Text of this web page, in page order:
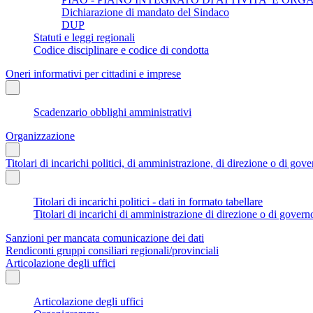
Dichiarazione di mandato del Sindaco
DUP
Statuti e leggi regionali
Codice disciplinare e codice di condotta
Oneri informativi per cittadini e imprese
Scadenzario obblighi amministrativi
Organizzazione
Titolari di incarichi politici, di amministrazione, di direzione o di
Titolari di incarichi politici - dati in formato tabellare
Titolari di incarichi di amministrazione di direzione o di
Sanzioni per mancata comunicazione dei dati
Rendiconti gruppi consiliari regionali/provinciali
Articolazione degli uffici
Articolazione degli uffici